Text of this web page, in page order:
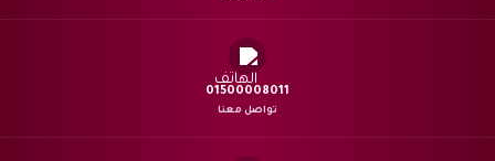
01500008011
تواصل معنا